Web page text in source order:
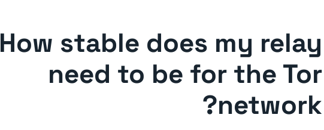
How stable does my relay
need to be for the Tor
network?